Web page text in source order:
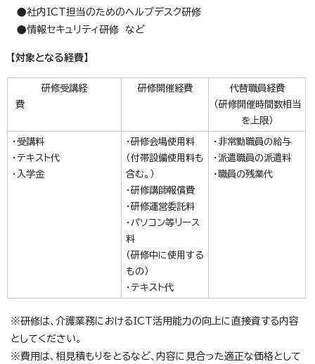
●社内ICT担当のためのヘルプデスク研修
●情報セキュリティ研修 など
【対象となる経費】
研修受講経
費
研修開催経費
代替職員経費
（研修開催時間数相当
を上限）
・受講料
・テキスト代
・入学金
・研修会場使用料
（付帯設備使用料も
含む。）
・研修講師報償費
・研修運営委託料
・パソコン等リース
料
（研修中に使用する
もの）
・テキスト代
・非常勤職員の給与
・派遣職員の派遣料
・職員の残業代
※研修は、介護業務におけるICT活用能力の向上に直接資する内容
としてください。
※費用は、相見積もりをとるなど、内容に見合った適正な価格として